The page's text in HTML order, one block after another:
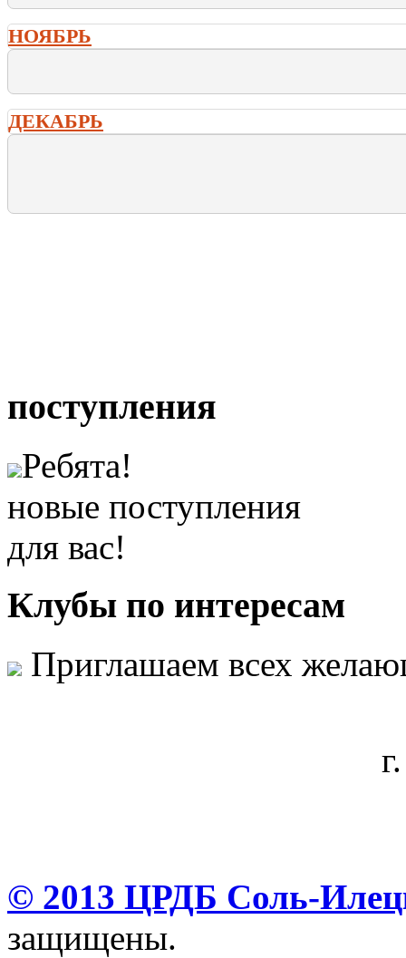
НОЯБРЬ
ДЕКАБРЬ
поступления
Ребята!
новые поступления
для вас!
Клубы по интересам
Приглашаем всех
© 2013 ЦРДБ Соль-
защищены.